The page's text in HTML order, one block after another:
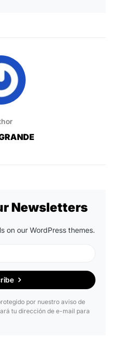
Newsletters
on our WordPress themes.
por nuestro aviso de
tu dirección de e-mail para